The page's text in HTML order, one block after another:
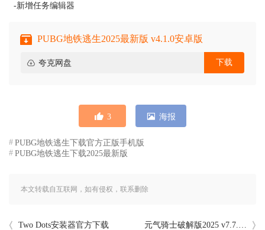
-新增任务编辑器
PUBG地铁逃生2025最新版 v4.1.0安卓版
夸克网盘 下载
3 海报
PUBG地铁逃生下载官方正版手机版
PUBG地铁逃生下载2025最新版
本文转载自互联网，如有侵权，联系删除
Two Dots安装器官方下载 元气骑士破解版2025 v7.7.0最新版本